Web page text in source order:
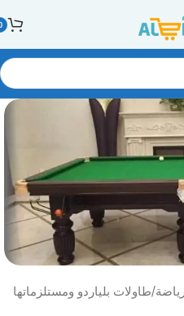
/طاولات بلياردو ومستلزماتها